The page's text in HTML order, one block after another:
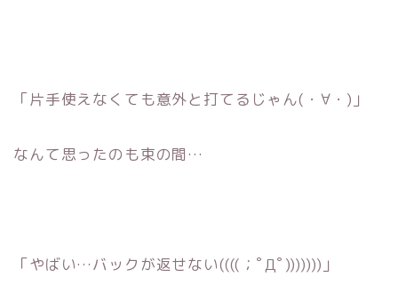
「片手使えなくても意外と打てるじゃん(・∀・)」
なんて思ったのも束の間…
「やばい…バックが返せない((((；ﾟДﾟ)))))))」